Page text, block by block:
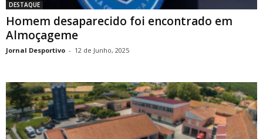
DESTAQUE
Homem desaparecido foi encontrado em
Almoçageme
Jornal Desportivo - 12 de Junho, 2025